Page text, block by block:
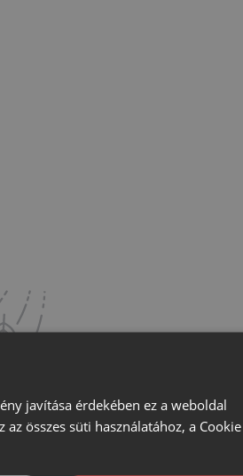
javítása érdekében ez a weboldal
összes süti használatához, a Cookie